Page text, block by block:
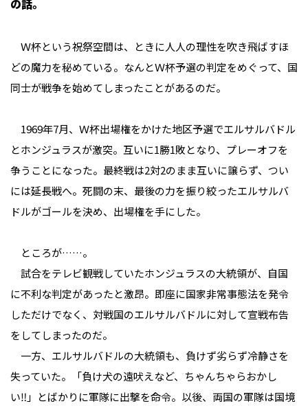
の話。
Ｗ杯という祝祭空間は、ときに人人の理性を吹き飛ばすほ
どの魔力を秘めている。なんとＷ杯予選の判定をめぐって、国
同士が戦争を始めてしまったことがあるのだ。
1969年7月、Ｗ杯出場権をかけた地区予選でエルサルバドル
とホンジュラスが激突。互いに1勝1敗となり、プレーオフを
争うことになった。最終戦は2対2のまま互いに譲らず、つい
には延長戦へ。死闘の末、最後の力を振り絞ったエルサルバ
ドルがゴールを決め、出場権を手にした。
ところが……。
試合をテレビ観戦していたホンジュラスの大統領が、自国
に不利な判定があったと激昂。即座に国家非常事態法を発令
しただけでなく、対戦国のエルサルバドルに対して宣戦布告
をしてしまったのだ。
一方、エルサルバドルの大統領も、負けず劣らず冷静さを
失っていた。「負け犬の遠吠えなど、ちゃんちゃらおかし
い‼」とばかりに軍隊に出撃を命令。以後、両国の軍隊は国境